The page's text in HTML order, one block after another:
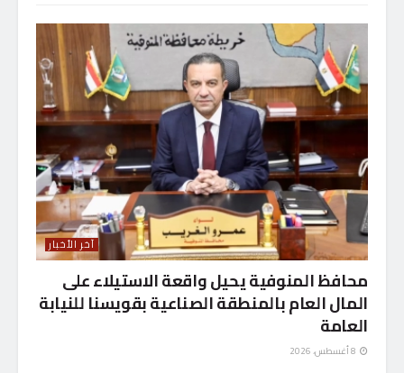
آخر الأخبار
محافظ المنوفية يحيل واقعة الاستيلاء على
المال العام بالمنطقة الصناعية بقويسنا للنيابة
العامة